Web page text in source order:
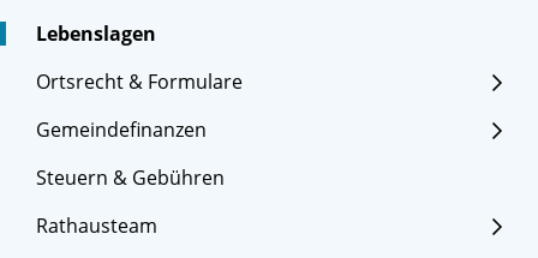
Lebenslagen
Ortsrecht & Formulare
Gemeindefinanzen
Steuern & Gebühren
Rathausteam